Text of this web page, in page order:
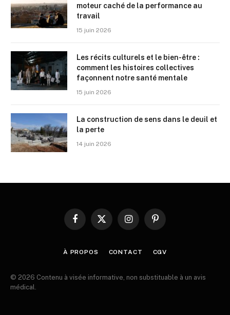
moteur caché de la performance au
travail
15 juin 2026
Les récits culturels et le bien-être :
comment les histoires collectives
façonnent notre santé mentale
15 juin 2026
La construction de sens dans le deuil et
la perte
14 juin 2026
Facebook
X
InstagramPinterest
À PROPOS CONTACT CGV
© 2026 Contenu à visée informative, non substituable à un avis
médical.